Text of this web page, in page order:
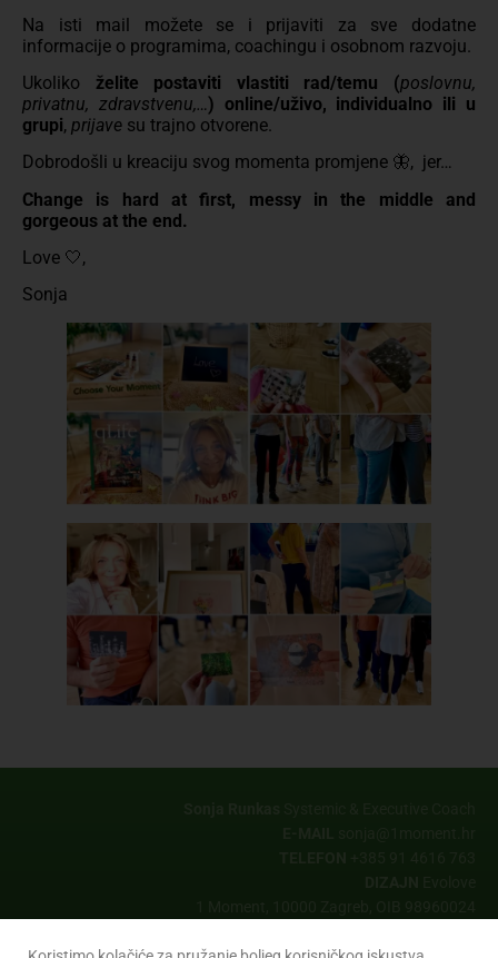
Na isti mail možete se i prijaviti za sve dodatne
informacije o programima, coachingu i osobnom razvoju.
Ukoliko želite postaviti vlastiti rad/temu (poslovnu,
privatnu, zdravstvenu,…) online/uživo, individualno ili u
grupi, prijave su trajno otvorene.
Dobrodošli u kreaciju svog momenta promjene 🦋, jer…
Change is hard at first, messy in the middle and
gorgeous at the end.
Love 🤍,
Sonja